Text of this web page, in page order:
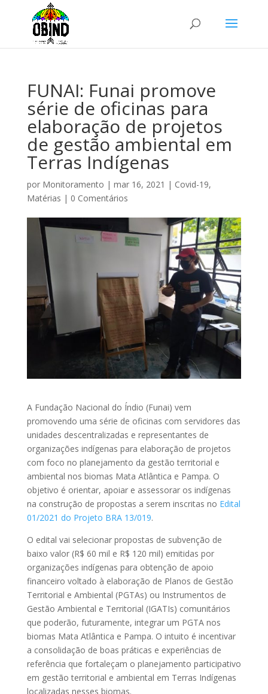
FUNAI: Funai promove
série de oficinas para
elaboração de projetos
de gestão ambiental em
Terras Indígenas
por Monitoramento | mar 16, 2021 | Covid-19,
Matérias | 0 Comentários
A Fundação Nacional do Índio (Funai) vem
promovendo uma série de oficinas com servidores das
unidades descentralizadas e representantes de
organizações indígenas para elaboração de projetos
com foco no planejamento da gestão territorial e
ambiental nos biomas Mata Atlântica e Pampa. O
objetivo é orientar, apoiar e assessorar os indígenas
na construção de propostas a serem inscritas no Edital
01/2021 do Projeto BRA 13/019.
O edital vai selecionar propostas de subvenção de
baixo valor (R$ 60 mil e R$ 120 mil) emitidas por
organizações indígenas para obtenção de apoio
financeiro voltado à elaboração de Planos de Gestão
Territorial e Ambiental (PGTAs) ou Instrumentos de
Gestão Ambiental e Territorial (IGATIs) comunitários
que poderão, futuramente, integrar um PGTA nos
biomas Mata Atlântica e Pampa. O intuito é incentivar
a consolidação de boas práticas e experiências de
referência que fortaleçam o planejamento participativo
em gestão territorial e ambiental em Terras Indígenas
localizadas nesses biomas.